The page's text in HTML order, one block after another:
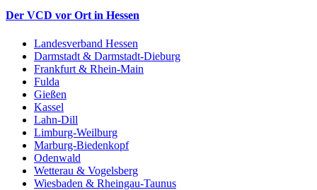
Der VCD vor Ort in Hessen
Landesverband Hessen
Darmstadt & Darmstadt-Dieburg
Frankfurt & Rhein-Main
Fulda
Gießen
Kassel
Lahn-Dill
Limburg-Weilburg
Marburg-Biedenkopf
Odenwald
Wetterau & Vogelsberg
Wiesbaden & Rheingau-Taunus